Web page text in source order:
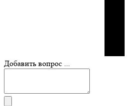
Добавить вопрос ...